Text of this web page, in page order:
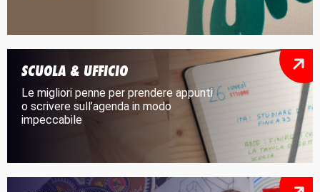
SCUOLA & UFFICIO
Le migliori penne per prendere appunti
o scrivere sull’agenda in modo
impeccabile